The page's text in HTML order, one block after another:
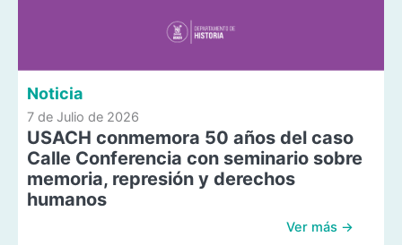
Noticia
7 de Julio de 2026
USACH conmemora 50 años del caso
Calle Conferencia con seminario sobre
memoria, represión y derechos
humanos
Ver más →